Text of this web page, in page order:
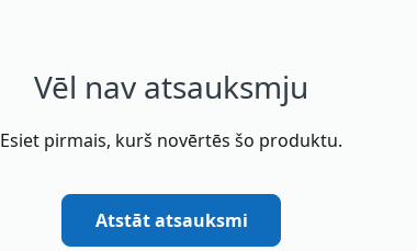
Vēl nav atsauksmju
Esiet pirmais, kurš novērtēs šo produktu.
Atstāt atsauksmi